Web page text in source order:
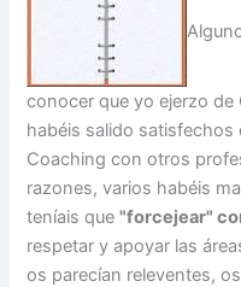
conocer que yo ejerzo
habéis salido
Coaching con otros
razones, varios habéis
teníais que"forcejear"
respetar y apoyar las
os parecían releventes,